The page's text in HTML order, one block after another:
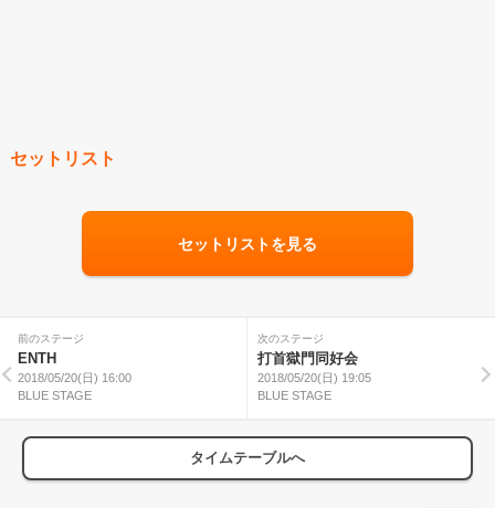
セットリスト
セットリストを見る
前のステージ
ENTH
2018/05/20(日) 16:00
BLUE STAGE
次のステージ
打首獄門同好会
2018/05/20(日) 19:05
BLUE STAGE
タイムテーブルへ